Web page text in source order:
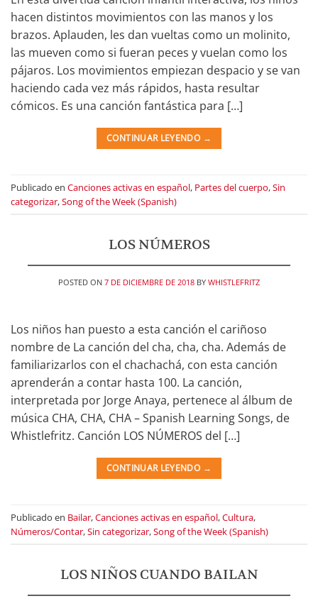
hacen distintos movimientos con las manos y los
brazos. Aplauden, les dan vueltas como un molinito,
las mueven como si fueran peces y vuelan como los
pájaros. Los movimientos empiezan despacio y se van
haciendo cada vez más rápidos, hasta resultar
cómicos. Es una canción fantástica para […]
CONTINUAR LEYENDO →
Publicado en Canciones activas en español, Partes del cuerpo,Sin
categorizar,Song of the Week (Spanish)
LOS NÚMEROS
POSTED ON 7 DE DICIEMBRE DE 2018 BY WHISTLEFRITZ
Los niños han puesto a esta canción el cariñoso
nombre de La canción del cha, cha, cha. Además de
familiarizarlos con el chachachá, con esta canción
aprenderán a contar hasta 100. La canción,
interpretada por Jorge Anaya, pertenece al álbum de
música CHA, CHA, CHA – Spanish Learning Songs, de
Whistlefritz. Canción LOS NÚMEROS del […]
CONTINUAR LEYENDO →
Publicado en Bailar,Canciones activas en español,Cultura,
Números/Contar,Sin categorizar,Song of the Week (Spanish)
LOS NIÑOS CUANDO BAILAN